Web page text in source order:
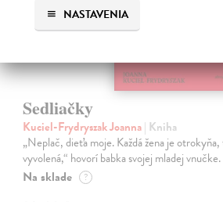
NASTAVENIA
Sedliačky
Kuciel-Frydryszak Joanna| Kniha
„Neplač, dieťa moje. Každá žena je
vyvolená,“ hovorí babka svojej mladej vnučke.
Na sklade ?